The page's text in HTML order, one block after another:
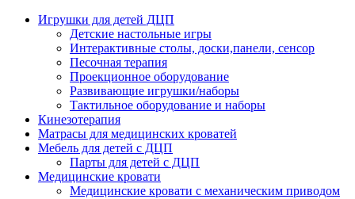
Игрушки для детей ДЦП
Детские настольные игры
Интерактивные столы, доски,панели, сенсор
Песочная терапия
Проекционное оборудование
Развивающие игрушки/наборы
Тактильное оборудование и наборы
Кинезотерапия
Матрасы для медицинских кроватей
Мебель для детей с ДЦП
Парты для детей с ДЦП
Медицинские кровати
Медицинские кровати с механическим приводом